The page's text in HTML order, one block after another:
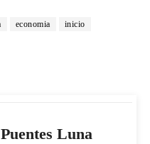
economia
inicio
Luna